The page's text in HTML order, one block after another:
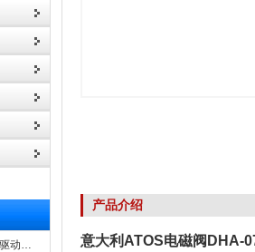
宝德气动阀采用标准化气动驱动设计，可匹配各类工业气源工况
产品介绍
意大利ATOS电磁阀DHA-